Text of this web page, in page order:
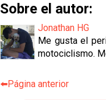
Sobre el autor:
Jonathan HG
Me gusta el
motociclismo.
⬅️Página anterior